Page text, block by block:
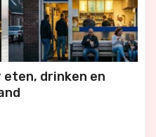
eten, drinken en